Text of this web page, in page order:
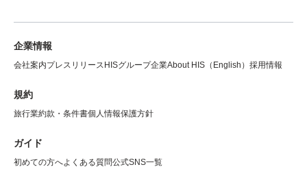
企業情報
会社案内プレスリリースHISグループ企業About HIS（English） 採用情報
規約
旅行業約款・条件書個人情報保護方針
ガイド
初めての方へよくある質問公式SNS一覧